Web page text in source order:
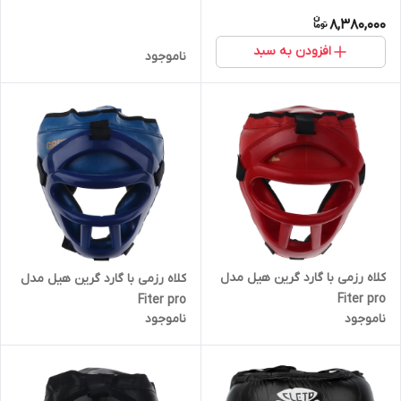
8,380,000
افزودن به سبد ناموجود
کلاه رزمی با گارد گرین هیل مدل
Fiter pro
ناموجود
کلاه رزمی با گارد گرین هیل مدل
Fiter pro
ناموجود